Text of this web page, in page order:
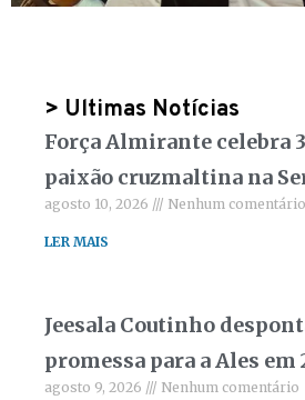
> Ultimas Notícias
Força Almirante celebra
paixão cruzmaltina na
agosto 10, 2026 Nenhum comentário
LER MAIS
Jeesala Coutinho
promessa para a Ales em
agosto 9, 2026 Nenhum comentário